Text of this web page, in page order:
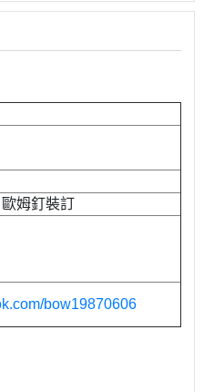
姆釘裝訂
bow19870606